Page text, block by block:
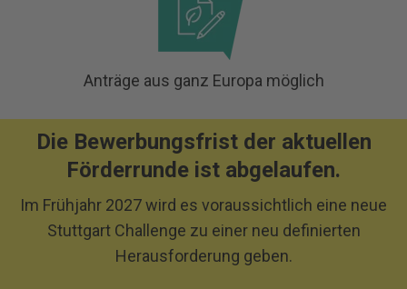
Anträge aus ganz Europa möglich
Die Bewerbungsfrist der aktuellen
Förderrunde ist abgelaufen.
Im Frühjahr 2027 wird es voraussichtlich eine neue
Stuttgart Challenge zu einer neu definierten
Herausforderung geben.